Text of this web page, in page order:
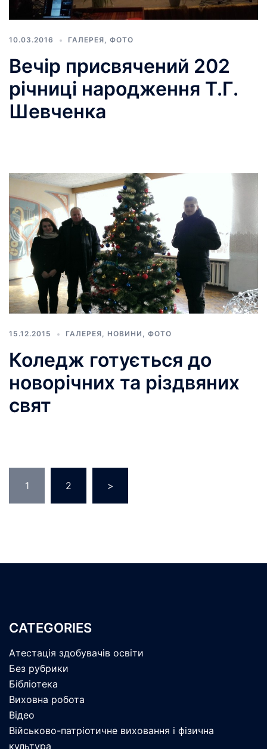
10.03.2016 ГАЛЕРЕЯ, ФОТО
Вечір присвячений 202
річниці народження Т.Г.
Шевченка
15.12.2015 ГАЛЕРЕЯ, НОВИНИ , ФОТО
Коледж готується до
новорічних та різдвяних
свят
записів
1 2 >
CATEGORIES
Атестація здобувачів освіти
Без рубрики
Бібліотека
Виховна робота
Відео
Військово-патріотичне виховання і фізична
культура